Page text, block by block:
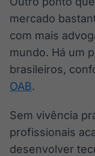
mercado
com mais
mundo. Há um
brasileiros,
OAB.
Sem vivência
profissionais
desenvolver